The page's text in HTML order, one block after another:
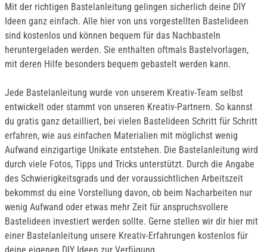
Mit der richtigen Bastelanleitung gelingen sicherlich deine DIY
Ideen ganz einfach. Alle hier von uns vorgestellten Bastelideen
sind kostenlos und können bequem für das Nachbasteln
heruntergeladen werden. Sie enthalten oftmals Bastelvorlagen,
mit deren Hilfe besonders bequem gebastelt werden kann.
Jede Bastelanleitung wurde von unserem Kreativ-Team selbst
entwickelt oder stammt von unseren Kreativ-Partnern. So kannst
du gratis ganz detailliert, bei vielen Bastelideen Schritt für Schritt
erfahren, wie aus einfachen Materialien mit möglichst wenig
Aufwand einzigartige Unikate entstehen. Die Bastelanleitung wird
durch viele Fotos, Tipps und Tricks unterstützt. Durch die Angabe
des Schwierigkeitsgrads und der voraussichtlichen Arbeitszeit
bekommst du eine Vorstellung davon, ob beim Nacharbeiten nur
wenig Aufwand oder etwas mehr Zeit für anspruchsvollere
Bastelideen investiert werden sollte. Gerne stellen wir dir hier mit
einer Bastelanleitung unsere Kreativ-Erfahrungen kostenlos für